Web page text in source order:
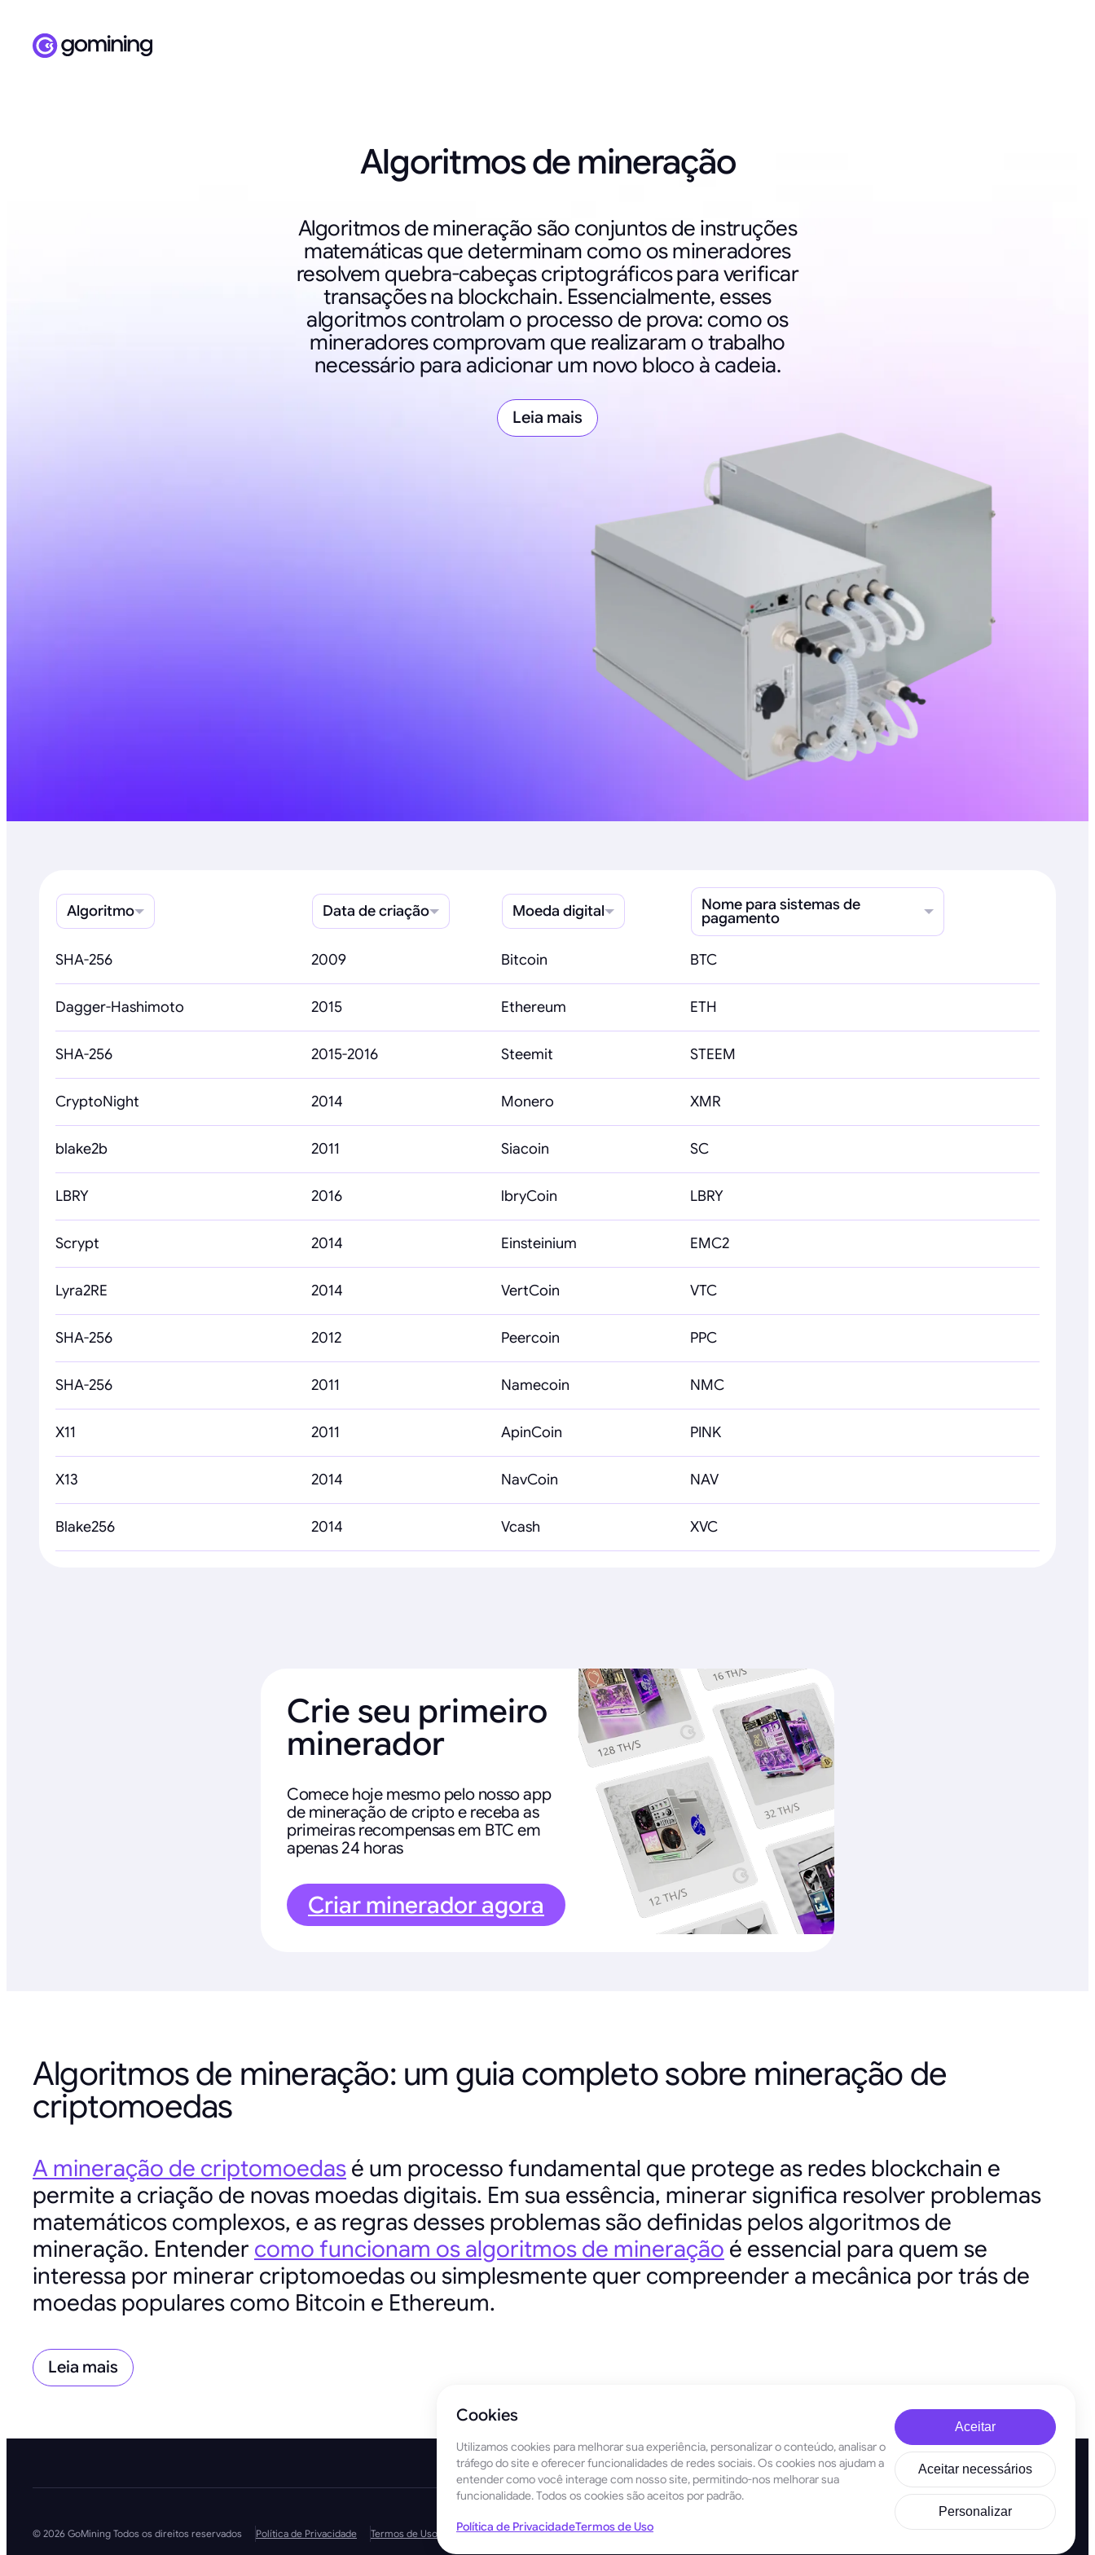
Algoritmos de mineração
Algoritmos de mineração são conjuntos de instruções
matemáticas que determinam como os mineradores
resolvem quebra-cabeças criptográficos para verificar
transações na blockchain. Essencialmente, esses
algoritmos controlam o processo de prova: como os
mineradores comprovam que realizaram o trabalho
necessário para adicionar um novo bloco à cadeia.
Leia mais
Algoritmo Data de criação Moeda digital Nome para sistemas de
pagamento
SHA-256 2009 Bitcoin BTC
Dagger-Hashimoto 2015 Ethereum ETH
SHA-256 2015-2016 Steemit STEEM
CryptoNight 2014 Monero XMR
blake2b 2011 Siacoin SC
LBRY 2016 lbryCoin LBRY
Scrypt 2014 Einsteinium EMC2
Lyra2RE 2014 VertCoin VTC
SHA-256 2012 Peercoin PPC
SHA-256 2011 Namecoin NMC
X11 2011 ApinCoin PINK
X13 2014 NavCoin NAV
Blake256 2014 Vcash XVC
Crie seu primeiro
minerador
Comece hoje mesmo pelo nosso app
de mineração de cripto e receba as
primeiras recompensas em BTC em
apenas 24 horas
Criar minerador agora
Algoritmos de mineração: um guia completo sobre mineração de
criptomoedas
A mineração de criptomoedas é um processo fundamental que protege as redes blockchain e
permite a criação de novas moedas digitais. Em sua essência, minerar significa resolver problemas
matemáticos complexos, e as regras desses problemas são definidas pelos algoritmos de
mineração. Entender como funcionam os algoritmos de mineração é essencial para quem se
interessa por minerar criptomoedas ou simplesmente quer compreender a mecânica por trás de
moedas populares como Bitcoin e Ethereum.
Leia mais
Cookies
Utilizamos cookies para melhorar sua experiência, personalizar o conteúdo, analisar o
tráfego do site e oferecer funcionalidades de redes sociais. Os cookies nos ajudam a
entender como você interage com nosso site, permitindo-nos melhorar sua
funcionalidade. Todos os cookies são aceitos por padrão.
Política de PrivacidadeTermos de Uso
Aceitar
Aceitar necessários
Personalizar
© 2026 GoMining Todos os direitos reservados Política de Privacidade Termos de Uso Política de cookies
GoMining (BVI) Limited, Trinity Chambers, PO Box 4301, Road Town,
Tortola, Ilhas Virgens Britânicas, Número da Empresa nas Ilhas Virgens